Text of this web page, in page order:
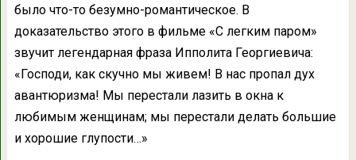
было что-то безумно-романтическое. В
доказательство этого в фильме «С легким паром»
звучит легендарная фраза Ипполита Георгиевича:
«Господи, как скучно мы живем! В нас пропал дух
авантюризма! Мы перестали лазить в окна к
любимым женщинам; мы перестали делать большие
и хорошие глупости…»